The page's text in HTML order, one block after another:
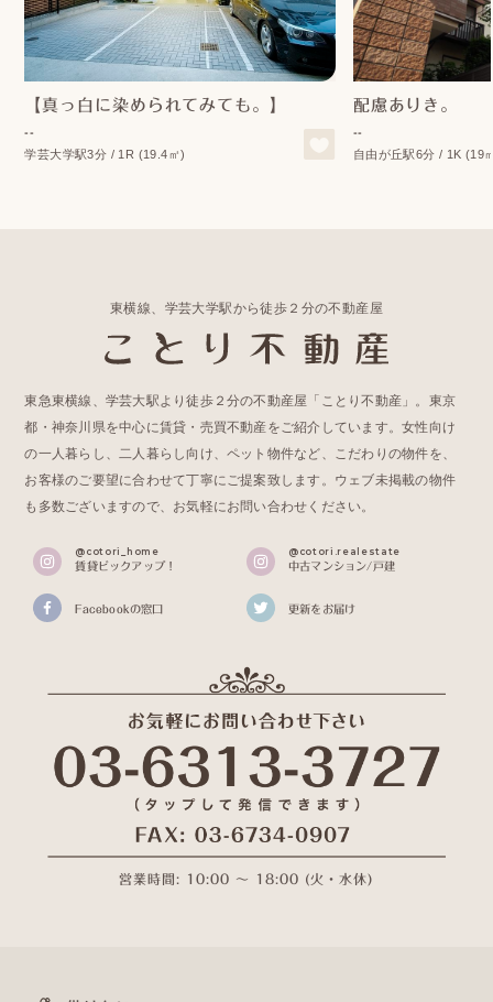
【真っ白に染められてみても。】
--
学芸大学駅3分 / 1R (19.4㎡)
配慮ありき。
--
自由が丘駅6分 / 1K (19
東横線、学芸大学駅から徒歩２分の不動産屋
東急東横線、学芸大駅より徒歩２分の不動産屋「ことり不動産」。東京
都・神奈川県を中心に賃貸・売買不動産をご紹介しています。女性向け
の一人暮らし、二人暮らし向け、ペット物件など、こだわりの物件を、
お客様のご要望に合わせて丁寧にご提案致します。ウェブ未掲載の物件
も多数ございますので、お気軽にお問い合わせください。
@cotori_home
賃貸ピックアップ！
@cotori.realestate
中古マンション/戸建
Facebookの窓口 更新をお届け
営業時間: 10:00 〜 18:00 (火・水休)